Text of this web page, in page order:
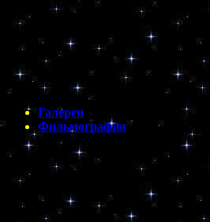
Галереи
Фильмография